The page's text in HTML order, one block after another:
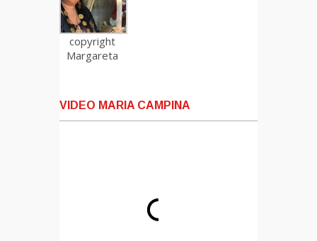
copyright
Margareta
VIDEO MARIA CAMPINA